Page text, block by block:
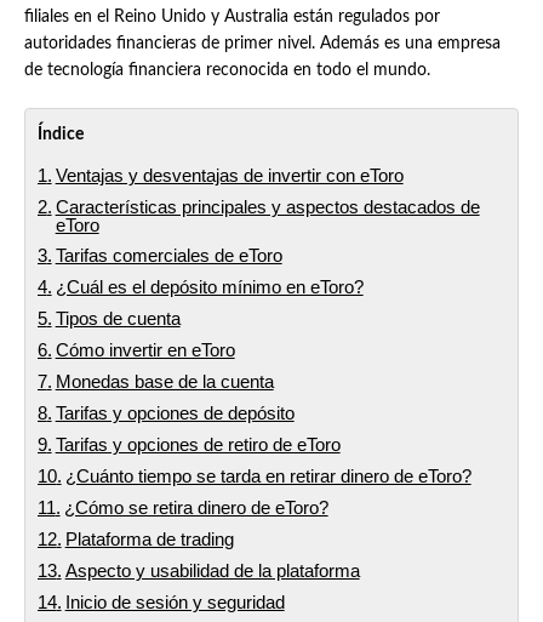
filiales en el Reino Unido y Australia están regulados por
autoridades financieras de primer nivel. Además es una empresa
de tecnología financiera reconocida en todo el mundo.
Índice
Ventajas y desventajas de invertir con eToro
Características principales y aspectos destacados de
eToro
Tarifas comerciales de eToro
¿Cuál es el depósito mínimo en eToro?
Tipos de cuenta
Cómo invertir en eToro
Monedas base de la cuenta
Tarifas y opciones de depósito
Tarifas y opciones de retiro de eToro
¿Cuánto tiempo se tarda en retirar dinero de eToro?
¿Cómo se retira dinero de eToro?
Plataforma de trading
Aspecto y usabilidad de la plataforma
Inicio de sesión y seguridad